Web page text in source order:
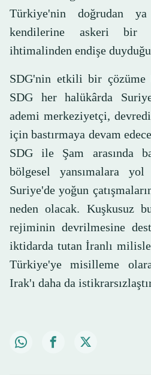
Türkiye'nin doğrudan
kendilerine askeri bir
ihtimalinden endişe duyduğu
SDG'nin etkili bir çözüme
SDG her halükârda
ademi merkeziyetçi,
için bastırmaya devam
SDG ile Şam arasında
bölgesel yansımalara
Suriye'de yoğun
neden olacak. Kuşkusuz
rejiminin devrilmesine
iktidarda tutan İranlı
Türkiye'ye misilleme
Irak'ı daha da